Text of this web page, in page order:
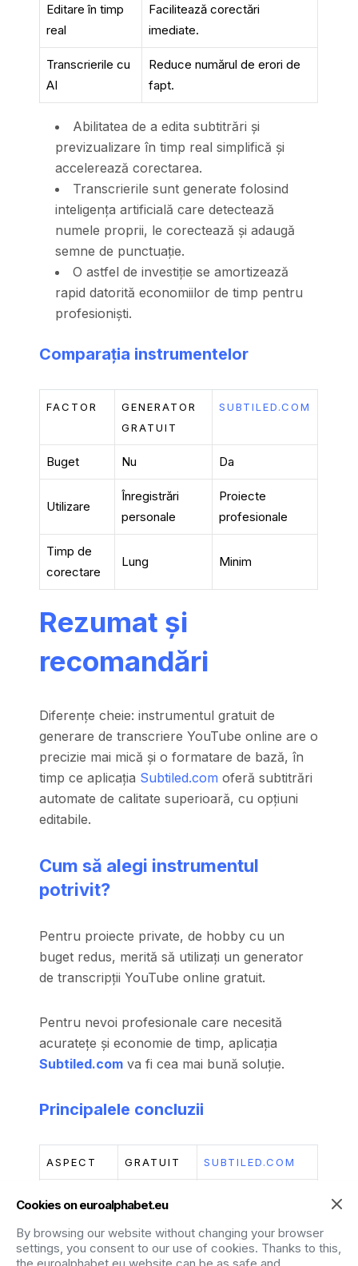
Editare în timp
real
Facilitează corectări
imediate.
Transcrierile cu
AI
Reduce numărul de erori de
fapt.
Abilitatea de a edita subtitrări și
previzualizare în timp real simplifică și
accelerează corectarea.
Transcrierile sunt generate folosind
inteligența artificială care detectează
numele proprii, le corectează și adaugă
semne de punctuație.
O astfel de investiție se amortizează
rapid datorită economiilor de timp pentru
profesioniști.
Comparația instrumentelor
FACTOR
GENERATOR
GRATUIT
SUBTILED.COM
Buget Nu Da
Utilizare
Înregistrări
personale
Proiecte
profesionale
Timp de
corectare
Lung Minim
Rezumat și
recomandări
Diferențe cheie: instrumentul gratuit de
generare de transcriere YouTube online are o
precizie mai mică și o formatare de bază, în
timp ce aplicația Subtiled.com oferă subtitrări
automate de calitate superioară, cu opțiuni
editabile.
Cum să alegi instrumentul
potrivit?
Pentru proiecte private, de hobby cu un
buget redus, merită să utilizați un generator
de transcripții YouTube online gratuit.
Pentru nevoi profesionale care necesită
acuratețe și economie de timp, aplicația
Subtiled.com va fi cea mai bună soluție.
Principalele concluzii
ASPECT GRATUIT SUBTILED.COM
Formatare Defect Automat
Cookies on euroalphabet.eu
By browsing our website without changing your browser
settings, you consent to our use of cookies. Thanks to this,